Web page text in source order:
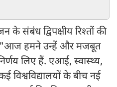
के संबंध द्विपक्षीय रिश्तों की
"आज हमने उन्हें और मजबूत
लिए हैं. एआई, स्वास्थ्य,
विश्वविद्यालयों के बीच नई